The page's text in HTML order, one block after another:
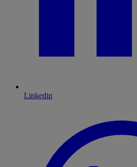
Linkedin